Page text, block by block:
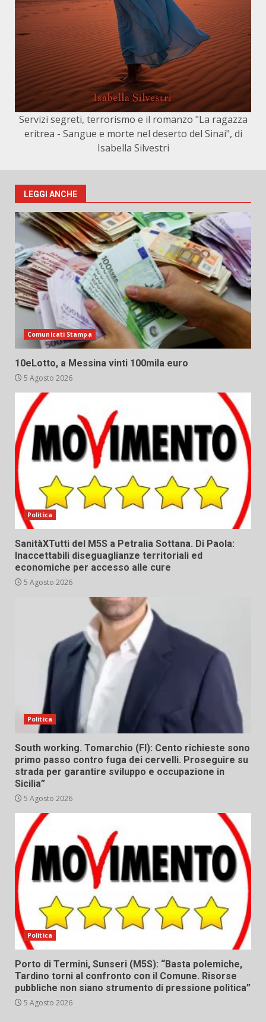
Servizi segreti, terrorismo e il romanzo "La ragazza
eritrea - Sangue e morte nel deserto del Sinai", di
Isabella Silvestri
LEGGI ANCHE
Comunicati Stampa
10eLotto, a Messina vinti 100mila euro
5 Agosto 2026
Politica
SanitàXTutti del M5S a Petralia Sottana. Di Paola:
Inaccettabili diseguaglianze territoriali ed
economiche per accesso alle cure
5 Agosto 2026
Politica
South working. Tomarchio (FI): Cento richieste sono
primo passo contro fuga dei cervelli. Proseguire su
strada per garantire sviluppo e occupazione in
Sicilia”
5 Agosto 2026
Politica
Porto di Termini, Sunseri (M5S): “Basta polemiche,
Tardino torni al confronto con il Comune. Risorse
pubbliche non siano strumento di pressione politica”
5 Agosto 2026